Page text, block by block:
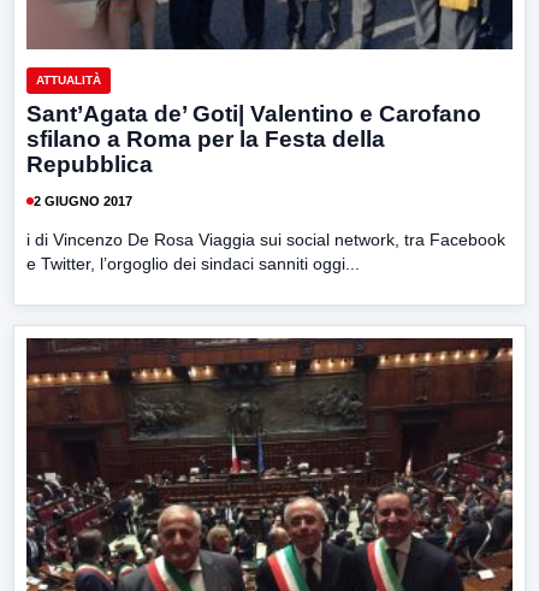
ATTUALITÀ
Sant’Agata de’ Goti| Valentino e Carofano
sfilano a Roma per la Festa della
Repubblica
2 GIUGNO 2017
i di Vincenzo De Rosa Viaggia sui social network, tra Facebook
e Twitter, l’orgoglio dei sindaci sanniti oggi...